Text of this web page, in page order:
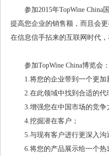
参加2015年TopWine China
提高您企业的销售额，而且会
在信息信手拈来的互联网时代
参加TopWine China博览会：
1.将您的企业带到一个更加
2.在此领域中找到合适的代
3.增强您在中国市场的竞争
4.挖掘潜在客户；
5.与现有客户进行更深入沟
6.将您的产品展示给一个热